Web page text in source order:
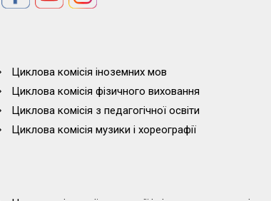
Циклова комісія іноземних мов
Циклова комісія фізичного виховання
Циклова комісія з педагогічної освіти
Циклова комісія музики і хореографії